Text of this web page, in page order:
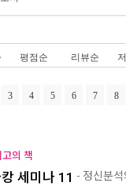
평점순 리뷰순
3 4 5 6 7 8
의 책
세미나 11 - 정신분석